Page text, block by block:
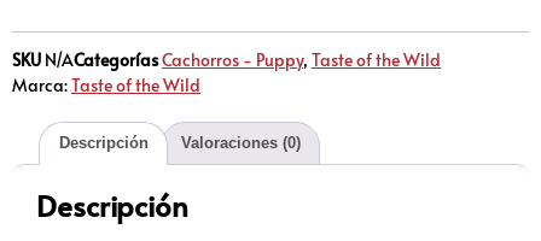
SKU N/ACategoríasCachorros - Puppy, Taste of the Wild
Marca:Taste of the Wild
Descripción Valoraciones (0)
Descripción